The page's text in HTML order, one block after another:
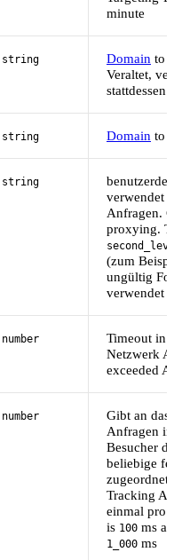
minute
string Domain to
Veraltet,
stattdessen
string Domain to
string
verwendet
Anfragen.
proxying.
(zum
ungültig
verwendet
number Timeout in
Netzwerk
exceeded
number
Gibt an
Anfragen
Besucher
beliebige
Tracking
einmal pro
is 100 ms
1_000 ms